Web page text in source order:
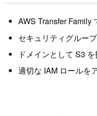
AWS Transfer Family
セキュリティグルー
ドメインとして S3
適切な IAM ロールを